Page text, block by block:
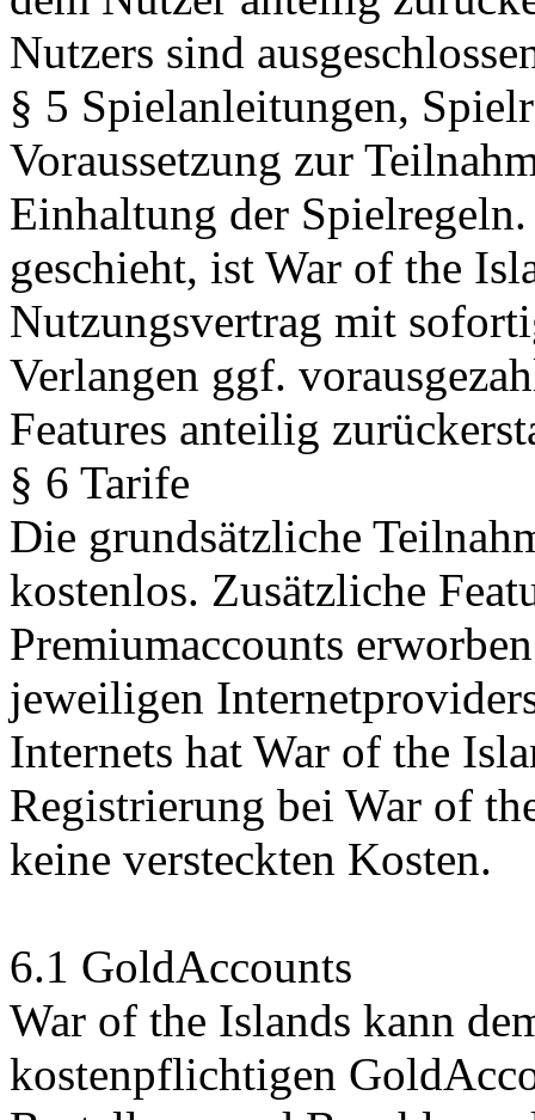
Nutzers sind
§ 5 Spielanleitungen,
Voraussetzung zur
Einhaltung der
geschieht, ist War of the
Nutzungsvertrag mit
Verlangen ggf.
Features anteilig
§ 6 Tarife
Die grundsätzliche
kostenlos. Zusätzliche
Premiumaccounts
jeweiligen
Internets hat War of the
Registrierung bei War of
keine versteckten Kosten.
6.1 GoldAccounts
War of the Islands kann
kostenpflichtigen